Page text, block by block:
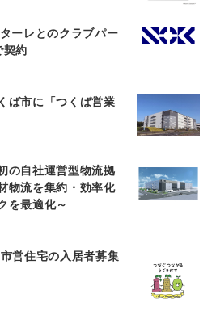
ーレとのクラブパー
契約
ば市に「つくば営業
の自社運営型物流拠
物流を集約・効率化
を最適化～
営住宅の入居者募集